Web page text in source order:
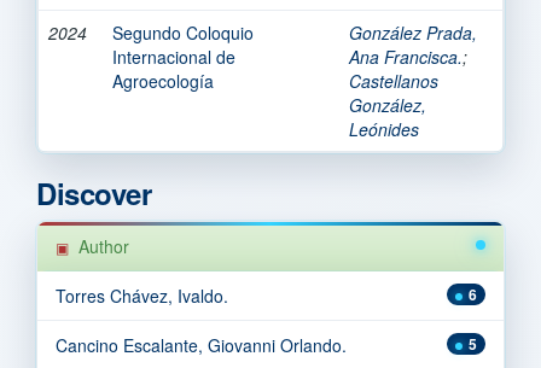
2024
Segundo Coloquio
Internacional de
Agroecología
González Prada,
Ana Francisca.;
Castellanos
González,
Leónides
Discover
Author
6
Torres Chávez, Ivaldo.
5
Cancino Escalante, Giovanni Orlando.